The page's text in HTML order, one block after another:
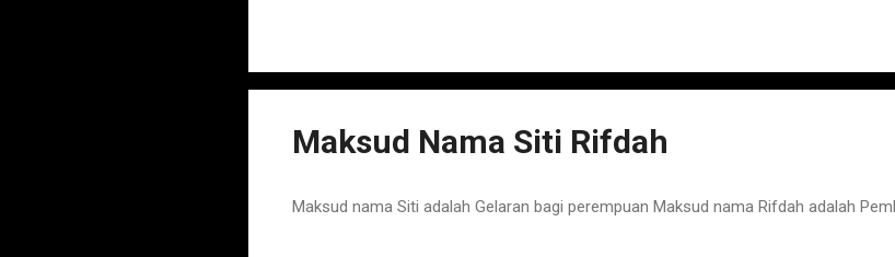
Maksud Nama Siti Rifdah
Maksud nama Siti adalah Gelaran bagi perempuan Maksud nama Rifdah adalah